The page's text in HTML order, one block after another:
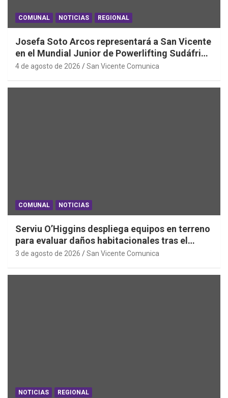
COMUNAL NOTICIAS REGIONAL
Josefa Soto Arcos representará a San Vicente
en el Mundial Junior de Powerlifting Sudáfrica
2026
4 de agosto de 2026 San Vicente Comunica
COMUNAL NOTICIAS
Serviu O’Higgins despliega equipos en terreno
para evaluar daños habitacionales tras el
Sistema Frontal
3 de agosto de 2026 San Vicente Comunica
NOTICIAS REGIONAL